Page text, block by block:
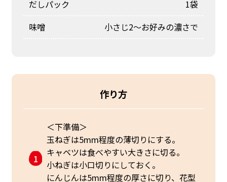
だしパック
1袋
味噌
小さじ2～お好みの濃さで
作り方
＜下準備＞
玉ねぎは5mm程度の薄切りにする。
キャベツは食べやすい大きさに切る。
小ねぎは小口切りにしておく。
にんじんは5mm程度の厚さに切り、花型